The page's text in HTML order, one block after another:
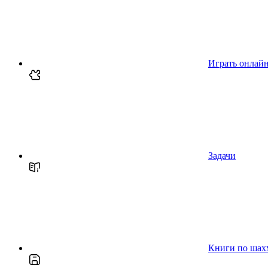
Играть онлайн
Задачи
Книги по